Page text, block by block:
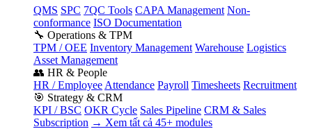
QMS SPC 7QC Tools CAPA Management Non-
conformance ISO Documentation
🔧 Operations & TPM
TPM / OEE Inventory Management Warehouse Logistics
Asset Management
👥 HR & People
HR / Employee Attendance Payroll Timesheets Recruitment
🎯 Strategy & CRM
KPI / BSC OKR Cycle Sales Pipeline CRM & Sales
Subscription → Xem tất cả 45+ modules